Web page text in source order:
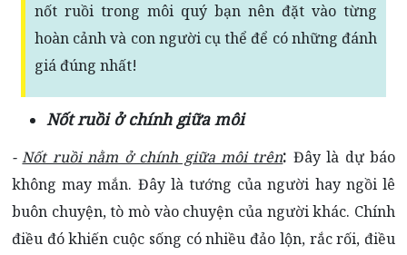
nốt ruồi trong môi quý bạn nên đặt vào từng
hoàn cảnh và con người cụ thể để có những đánh
giá đúng nhất!
Nốt ruồi ở chính giữa môi
-Nốt ruồi nằm ở chính giữa môi trên: Đây là dự báo
không may mắn. Đây là tướng của người hay ngồi lê
buôn chuyện, tò mò vào chuyện của người khác. Chính
điều đó khiến cuộc sống có nhiều đảo lộn, rắc rối, điều